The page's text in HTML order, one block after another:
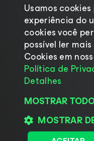
©2026 Veeam®
Aviso de
licenciamento
Usamos
experiência do
cookies você
possível ler
Cookies em
Política de
Detalhes
MOSTRAR
MOSTRAR